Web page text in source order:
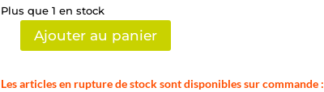
Plus que 1 en stock
quantité
Fougère
Ajouter au panier
Les articles en rupture de stock sont disponibles sur commande :